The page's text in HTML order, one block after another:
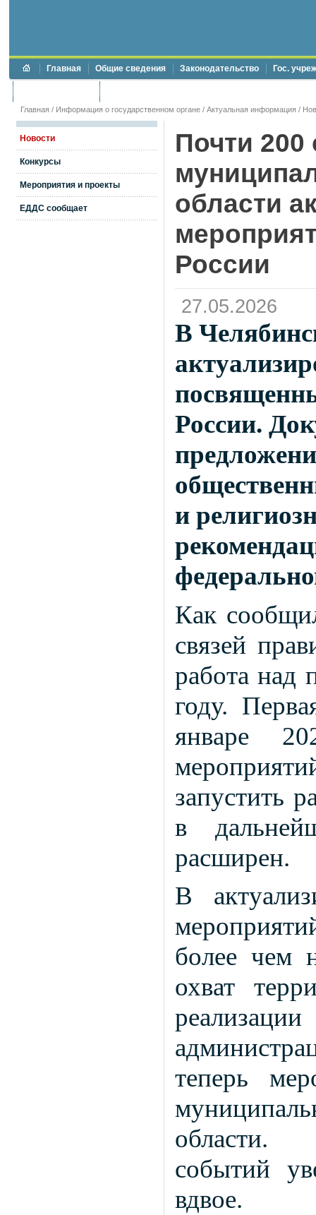
Главная Общие сведения Законодательство Гос.
Главная / Информация о государственном органе / Актуальная информация /
Новости
Конкурсы
Мероприятия и проекты
ЕДДС сообщает
Почти
области
России
27.05.2026
В
России.
и
Как
связей
работа над
году.
январе
запустить
в
расширен.
В
более чем
охват
теперь
области.
событий
вдвое.